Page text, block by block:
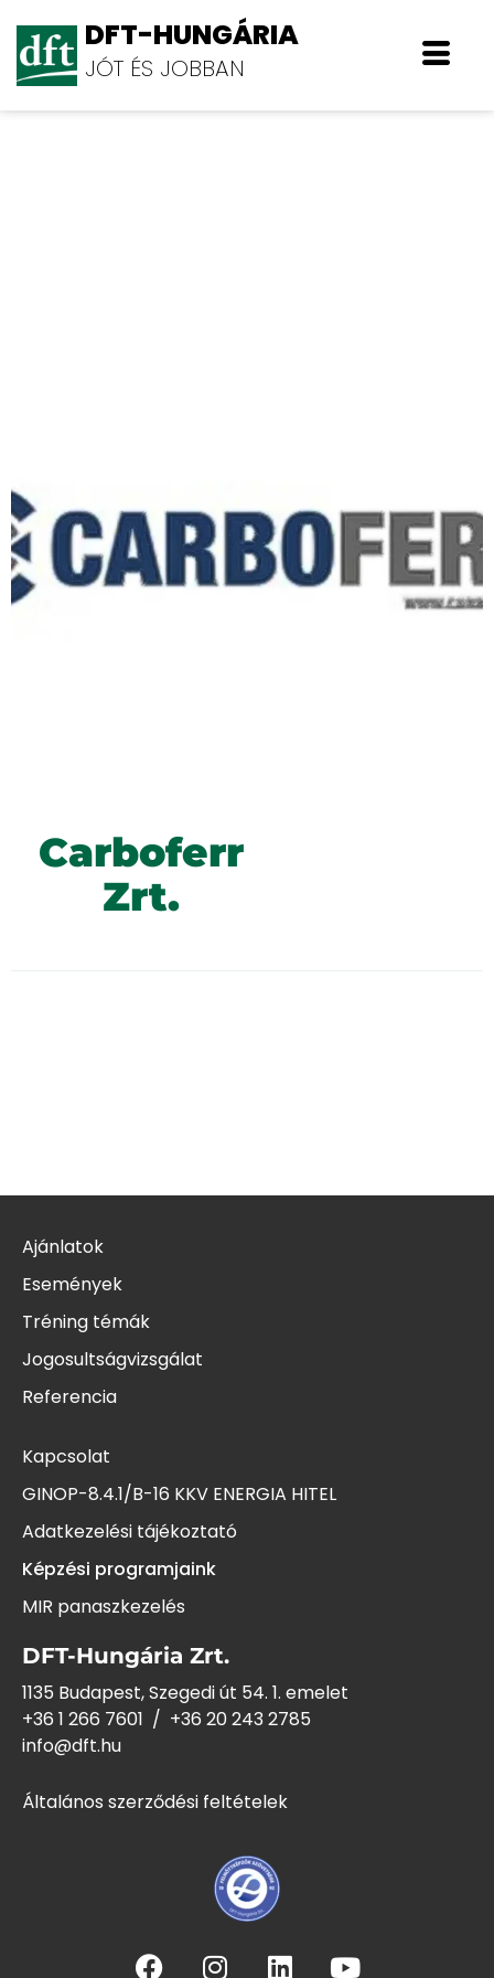
DFT-HUNGÁRIA
JÓT ÉS JOBBAN
Carboferr
Zrt.
Ajánlatok
Események
Tréning témák
Jogosultságvizsgálat
Referencia
Kapcsolat
GINOP-8.4.1/B-16 KKV ENERGIA HITEL
Adatkezelési tájékoztató
Képzési programjaink
MIR panaszkezelés
DFT-Hungária Zrt.
1135 Budapest, Szegedi út 54. 1. emelet
+36 1 266 7601 / +36 20 243 2785
info@dft.hu
Általános szerződési feltételek